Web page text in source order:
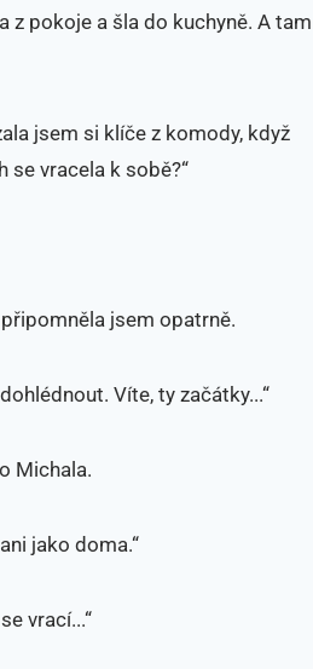
z pokoje a šla do kuchyně. A tam
jsem si klíče z komody, když
vracela k sobě?“
jsem opatrně.
Víte, ty začátky...“
Michala.
jako doma.“
vrací...“